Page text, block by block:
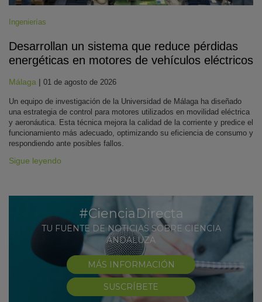
Ingenierías
Desarrollan un sistema que reduce pérdidas
energéticas en motores de vehículos eléctricos
Málaga | 01 de agosto de 2026
Un equipo de investigación de la Universidad de Málaga ha diseñado
una estrategia de control para motores utilizados en movilidad eléctrica
y aeronáutica. Esta técnica mejora la calidad de la corriente y predice el
funcionamiento más adecuado, optimizando su eficiencia de consumo y
respondiendo ante posibles fallos.
Sigue leyendo
#CienciaDirecta
TU FUENTE DE NOTICIAS SOBRE CIENCIA
ANDALUZA
MÁS INFORMACIÓN
SUSCRÍBETE